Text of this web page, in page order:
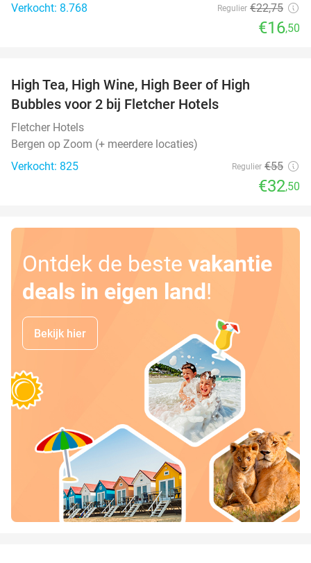
Verkocht: 8.768
Regulier €22,75
€16,50
High Tea, High Wine, High Beer of High
Bubbles voor 2 bij Fletcher Hotels
Fletcher Hotels
Bergen op Zoom (+ meerdere locaties)
Verkocht: 825
Regulier €55
€32,50
Ontdek de beste vakantie
deals in eigen land!
Bekijk hier